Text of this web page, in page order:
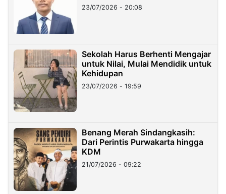
23/07/2026 - 20:08
Sekolah Harus Berhenti Mengajar
untuk Nilai, Mulai Mendidik untuk
Kehidupan
23/07/2026 - 19:59
Benang Merah Sindangkasih:
Dari Perintis Purwakarta hingga
KDM
21/07/2026 - 09:22